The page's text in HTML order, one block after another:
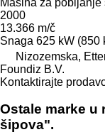
2000
13.366 m/č
Snaga 625 kW (850
Nizozemska,
Foundiz B.V.
Kontaktirajte
Ostale marke u
šipova".